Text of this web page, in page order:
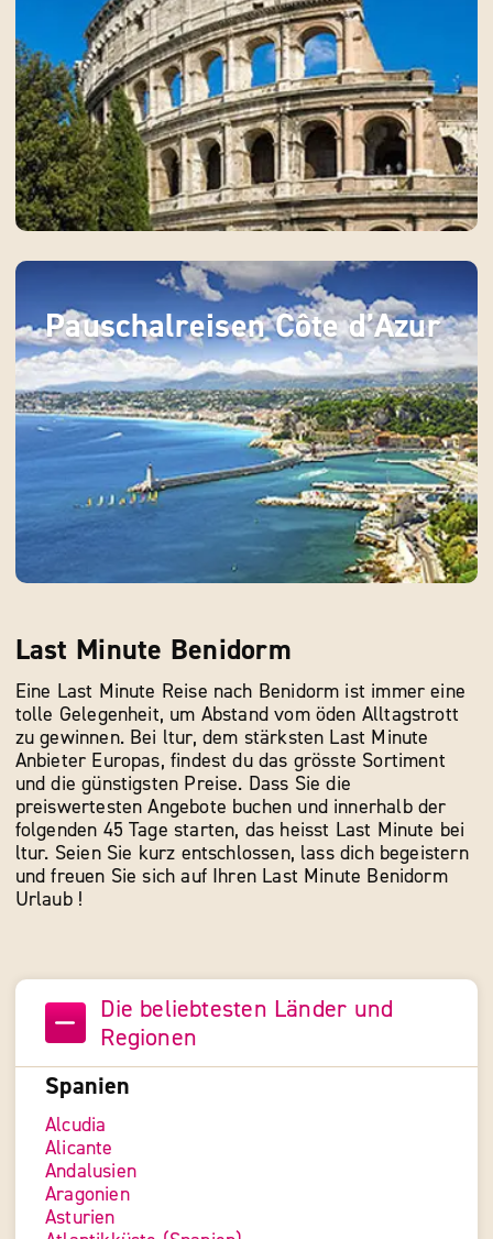
Pauschalreisen Côte d’Azur
Last Minute Benidorm
Eine Last Minute Reise nach Benidorm ist immer eine
tolle Gelegenheit, um Abstand vom öden Alltagstrott
zu gewinnen. Bei ltur, dem stärksten Last Minute
Anbieter Europas, findest du das grösste Sortiment
und die günstigsten Preise. Dass Sie die
preiswertesten Angebote buchen und innerhalb der
folgenden 45 Tage starten, das heisst Last Minute bei
ltur. Seien Sie kurz entschlossen, lass dich begeistern
und freuen Sie sich auf Ihren Last Minute Benidorm
Urlaub !
Die beliebtesten Länder und
Regionen
Spanien
Alcudia
Alicante
Andalusien
Aragonien
Asturien